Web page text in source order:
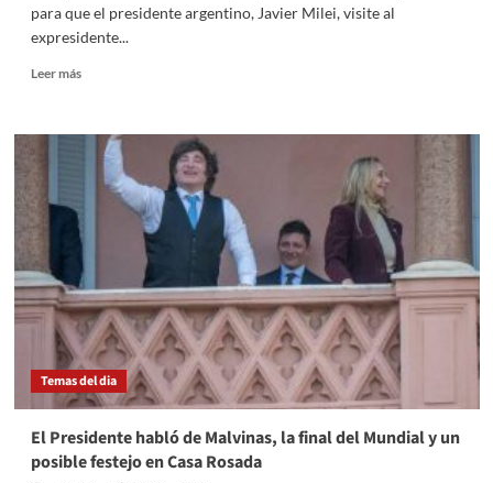
para que el presidente argentino, Javier Milei, visite al
expresidente...
Leer másLeer
La
Justicia
Brasil
que
visite
a
Jair
Bolsonaro
Temas del dia
El Presidente habló de Malvinas, la final del Mundial y un
posible festejo en Casa Rosada